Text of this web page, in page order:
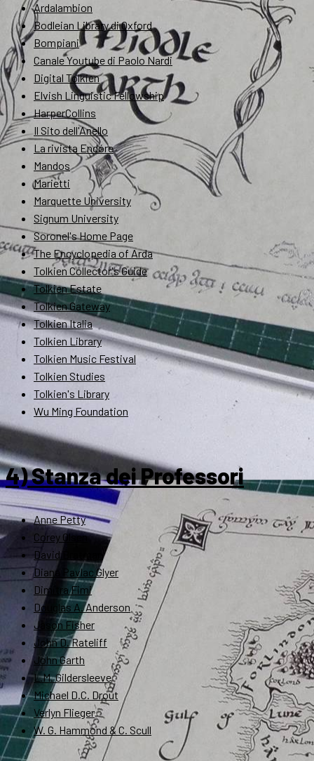
Ardalambion
Bodleian Library di Oxford
Bompiani
Canale Youtube di Paolo Nardi
Digital Tolkien
Elvish Linguistic Fellowship
HarperCollins
Il Sito dell'Anello
La rivista Endóre
Mandos
Marietti
Marquette University
Signum University
Soronel's Home Page
The Encyclopedia of Arda
Tolkien Collector's Guide
Tolkien Estate
Tolkien Gateway
Tolkien Italia
Tolkien Library
Tolkien Music Festival
Tolkien Studies
Tolkien's Library
Wu Ming Foundation
4) Stanza dei Professori
Anne Petty
Corey Olsen
David Bratman
Diana Pavlac Glyer
Dimitra Fimi
Douglas A. Anderson
Jason Fisher
John D. Rateliff
John Garth
L.M. Gildersleeve
Michael D.C. Drout
Verlyn Flieger
W. G. Hammond & C. Scull